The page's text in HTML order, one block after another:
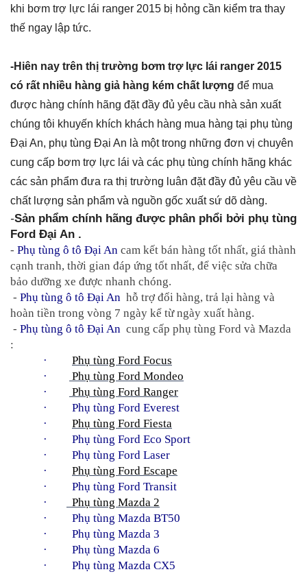
khi bơm trợ lực lái ranger 2015 bị hỏng cần kiểm tra thay
thế ngay lập tức.
-Hiên nay trên thị trường bơm trợ lực lái ranger 2015
có rất nhiều hàng giả hàng kém chất lượng để mua
được hàng chính hãng đặt đầy đủ yêu cầu nhà sản xuất
chúng tôi khuyến khích khách hàng mua hàng tại phụ tùng
Đại An, phụ tùng Đại An là một trong những đơn vị chuyên
cung cấp bơm trợ lực lái và các phụ tùng chính hãng khác
các sản phẩm đưa ra thị trường luân đặt đầy đủ yêu cầu về
chất lượng sản phẩm và nguồn gốc xuất sứ dõ dàng.
-Sản phẩm chính hãng được phân phổi bởi phụ tùng
Ford Đại An .
- Phụ tùng ô tô Đại An cam kết bán hàng tốt nhất, giá thành
cạnh tranh, thời gian đáp ứng tốt nhất, để việc sửa chữa
bảo dưỡng xe được nhanh chóng.
- Phụ tùng ô tô Đại An hỗ trợ đổi hàng, trả lại hàng và
hoàn tiền trong vòng 7 ngày kể từ ngày xuất hàng.
- Phụ tùng ô tô Đại An cung cấp phụ tùng Ford và Mazda
:
· Phụ tùng Ford Focus
·
Phụ tùng Ford Mondeo
·
Phụ tùng Ford Ranger
·
Phụ tùng Ford Everest
· Phụ tùng Ford Fiesta
·
Phụ tùng Ford Eco Sport
·
Phụ tùng Ford Laser
· Phụ tùng Ford Escape
·
Phụ tùng Ford Transit
·
Phụ tùng Mazda 2
·
Phụ tùng Mazda BT50
·
Phụ tùng Mazda 3
·
Phụ tùng Mazda 6
·
Phụ tùng Mazda CX5